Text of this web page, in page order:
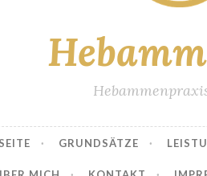
GRUNDSÄTZE